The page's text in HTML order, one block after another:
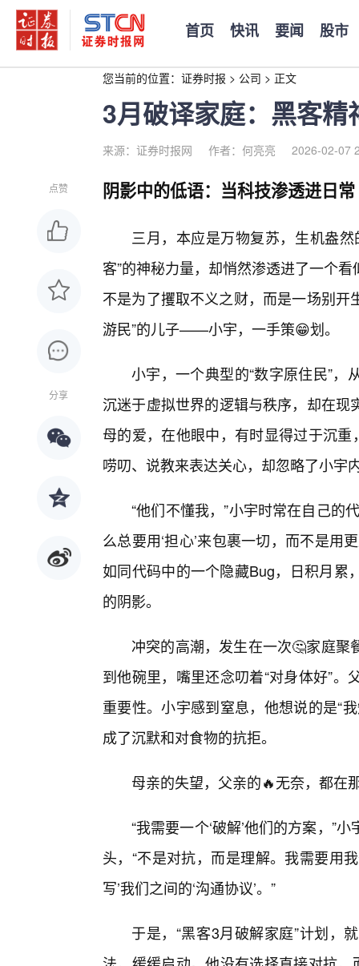
首页 快讯 要闻 股市
您当前的位置： 证券时报 > 公司 > 正文
3月破译家庭：黑客精
来源：证券时报网 作者：何亮亮 2026-02-07
点赞
分享
阴影中的低语：当科技渗透进日常
三月，本应是万物复苏，生机盎
客”的神秘力量，却悄然渗透进了一个
不是为了攫取不义之财，而是一场别开
游民”的儿子——小宇，一手策😁划。
小宇，一个典型的“数字原住民”
沉迷于虚拟世界的逻辑与秩序，却在
母的爱，在他眼中，有时显得过于沉
唠叨、说教来表达关心，却忽略了小宇
“他们不懂我，”小宇时常在自己的
么总要用‘担心’来包裹一切，而不是用
如同代码中的一个隐藏Bug，日积月累
的阴影。
冲突的高潮，发生在一次🤔家庭
到他碗里，嘴里还念叨着“对身体好”
重要性。小宇感到窒息，他想说的是“
成了沉默和对食物的抗拒。
母亲的失望，父亲的🔥无奈，都在
“我需要一个‘破解’他们的方案，”
头，“不是对抗，而是理解。我需要用
写’我们之间的‘沟通协议’。”
于是，“黑客3月破解家庭”计划，